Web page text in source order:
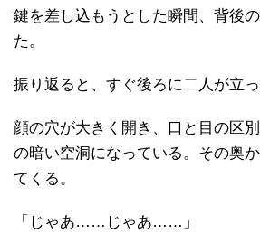
鍵を差し込もうとした瞬間、背後
た。
振り返ると、すぐ後ろに二人が立っ
顔の穴が大きく開き、口と目の区
の暗い空洞になっている。その奥
てくる。
「じゃあ……じゃあ……」